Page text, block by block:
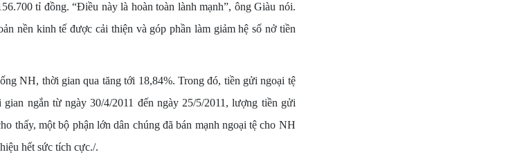
tỉ đồng. “Điều này là hoàn toàn lành mạnh”, ông Giàu nói.
nền kinh tế được cải thiện và góp phần làm giảm hệ số nở tiền
NH, thời gian qua tăng tới 18,84%. Trong đó, tiền gửi ngoại tệ
ngắn từ ngày 30/4/2011 đến ngày 25/5/2011, lượng tiền gửi
thấy, một bộ phận lớn dân chúng đã bán mạnh ngoại tệ cho NH
hết sức tích cực./.